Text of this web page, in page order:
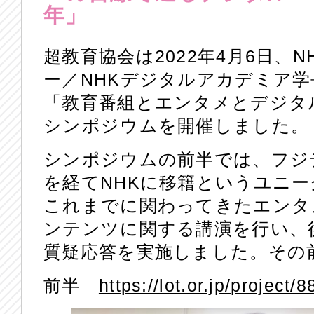
年」
超教育協会は2022年4月6日、
ー／NHKデジタルアカデミア
「教育番組とエンタメとデジ
シンポジウムを開催しました。
シンポジウムの前半では、フ
を経てNHKに移籍というユニ
これまでに関わってきたエン
ンテンツに関する講演を行い
質疑応答を実施しました。そ
前半
https://lot.or.jp/project/